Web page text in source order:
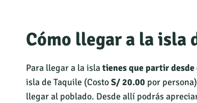
Cómo llegar a la isla
Para llegar a la islatienes que partir
isla de Taquile (CostoS/ 20.00 por
llegar al poblado. Desde allí podrás